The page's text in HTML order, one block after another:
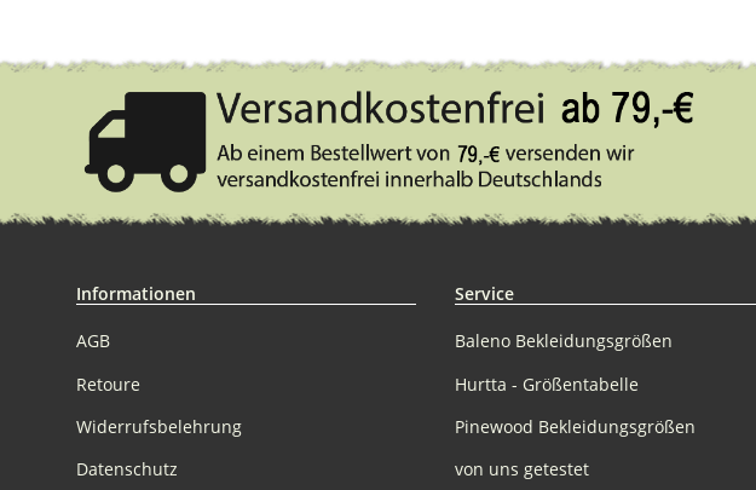
Informationen
AGB
Retoure
Widerrufsbelehrung
Datenschutz
Service
Baleno Bekleidungsgrößen
Hurtta - Größentabelle
Pinewood Bekleidungsgrößen
von uns getestet